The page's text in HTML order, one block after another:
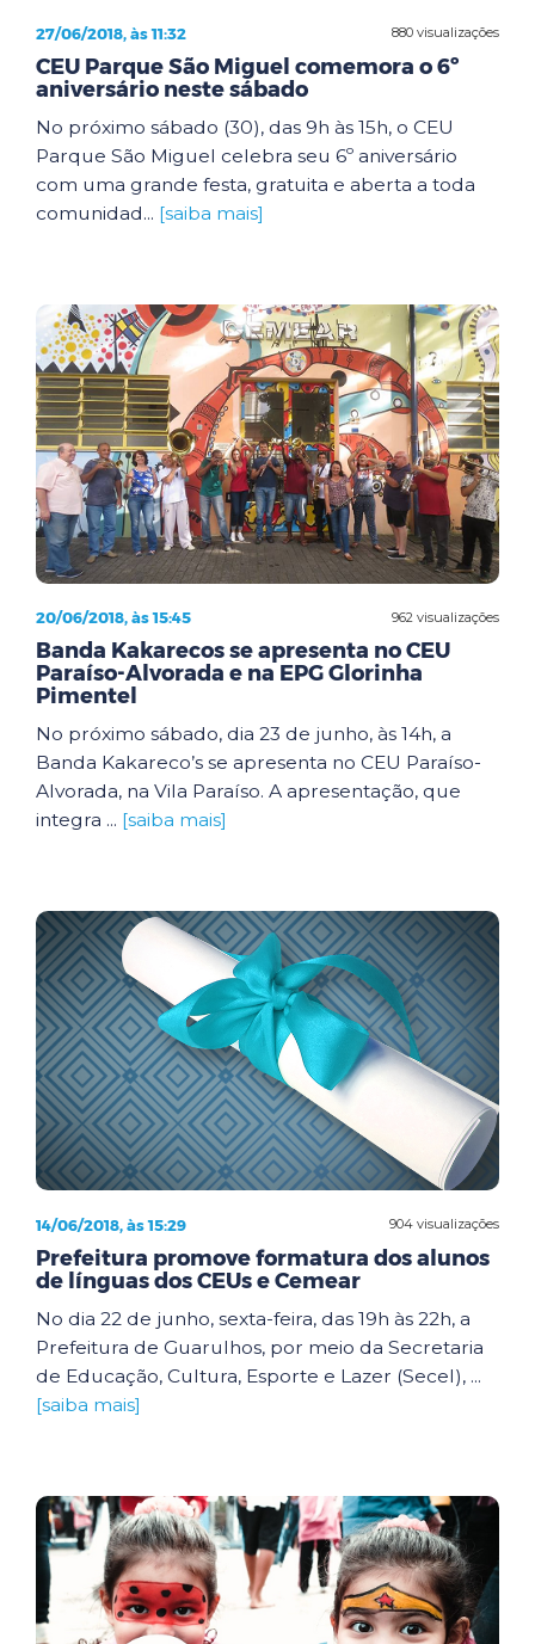
880 visualizações
27/06/2018, às 11:32
CEU Parque São Miguel comemora o 6º
aniversário neste sábado
No próximo sábado (30), das 9h às 15h, o CEU
Parque São Miguel celebra seu 6º aniversário
com uma grande festa, gratuita e aberta a toda
comunidad... [saiba mais]
962 visualizações
20/06/2018, às 15:45
Banda Kakarecos se apresenta no CEU
Paraíso-Alvorada e na EPG Glorinha
Pimentel
No próximo sábado, dia 23 de junho, às 14h, a
Banda Kakareco’s se apresenta no CEU Paraíso-
Alvorada, na Vila Paraíso. A apresentação, que
integra ... [saiba mais]
904 visualizações
14/06/2018, às 15:29
Prefeitura promove formatura dos alunos
de línguas dos CEUs e Cemear
No dia 22 de junho, sexta-feira, das 19h às 22h, a
Prefeitura de Guarulhos, por meio da Secretaria
de Educação, Cultura, Esporte e Lazer (Secel), ...
[saiba mais]